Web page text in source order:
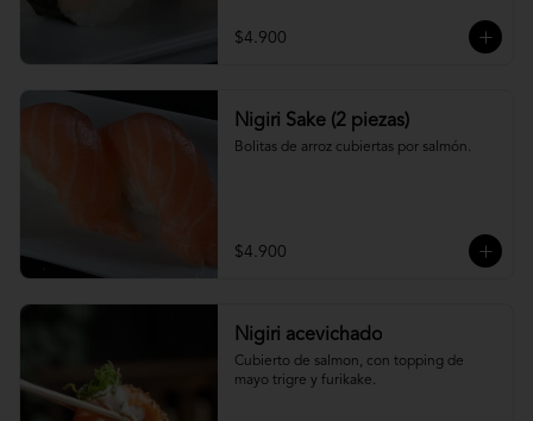
$4.900
Nigiri Sake (2 piezas)
Bolitas de arroz cubiertas por salmón.
$4.900
Nigiri acevichado
Cubierto de salmon, con topping de
mayo trigre y furikake.